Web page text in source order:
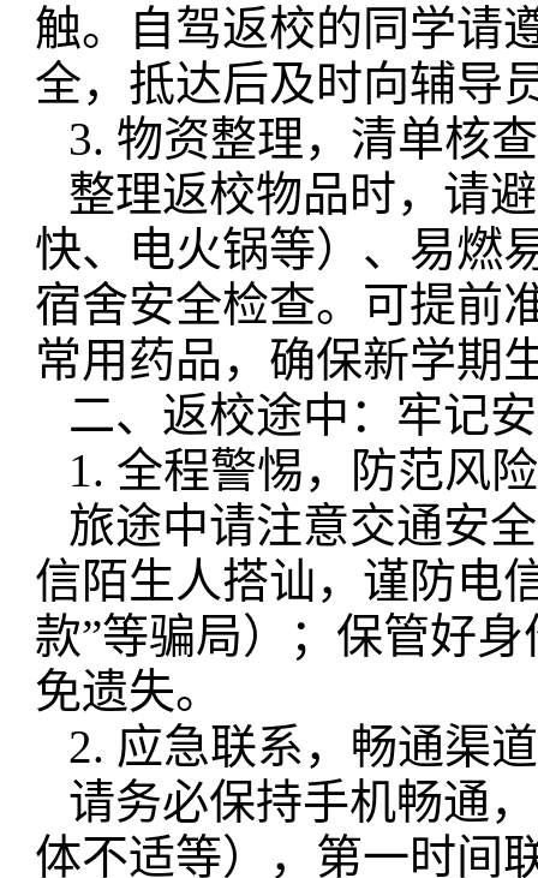
触。自驾返校的同学请
全，抵达后及时向辅导
3. 物资整理，清单核查
整理返校物品时，请
快、电火锅等）、易燃
宿舍安全检查。可提前
常用药品，确保新学期
二、返校途中：牢记
1. 全程警惕，防范风险
旅途中请注意交通安
信陌生人搭讪，谨防电
款”等骗局）；保管好
免遗失。
2. 应急联系，畅通渠道
请务必保持手机畅通
体不适等），第一时间